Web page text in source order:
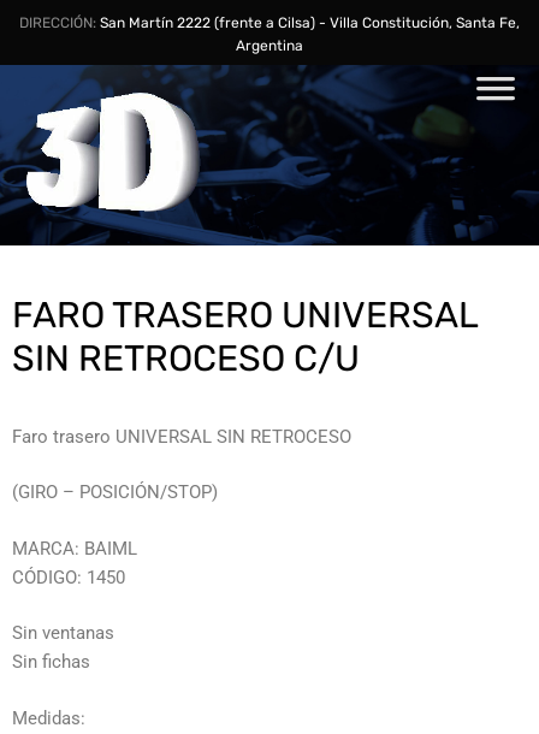
DIRECCIÓN: San Martín 2222 (frente a Cilsa) - Villa Constitución, Santa Fe,
Argentina
FARO TRASERO UNIVERSAL
SIN RETROCESO C/U
Faro trasero UNIVERSAL SIN RETROCESO
(GIRO – POSICIÓN/STOP)
MARCA: BAIML
CÓDIGO: 1450
Sin ventanas
Sin fichas
Medidas: